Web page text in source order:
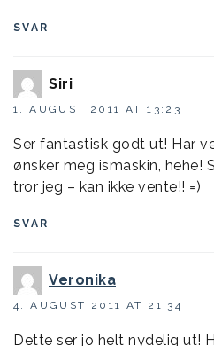
SVAR
Siri
1. AUGUST 2011 AT 13:23
Ser fantastisk godt ut! Har
ønsker meg ismaskin, hehe!
tror jeg – kan ikke vente!! =)
SVAR
Veronika
4. AUGUST 2011 AT 21:34
Dette ser jo helt nydelig ut!